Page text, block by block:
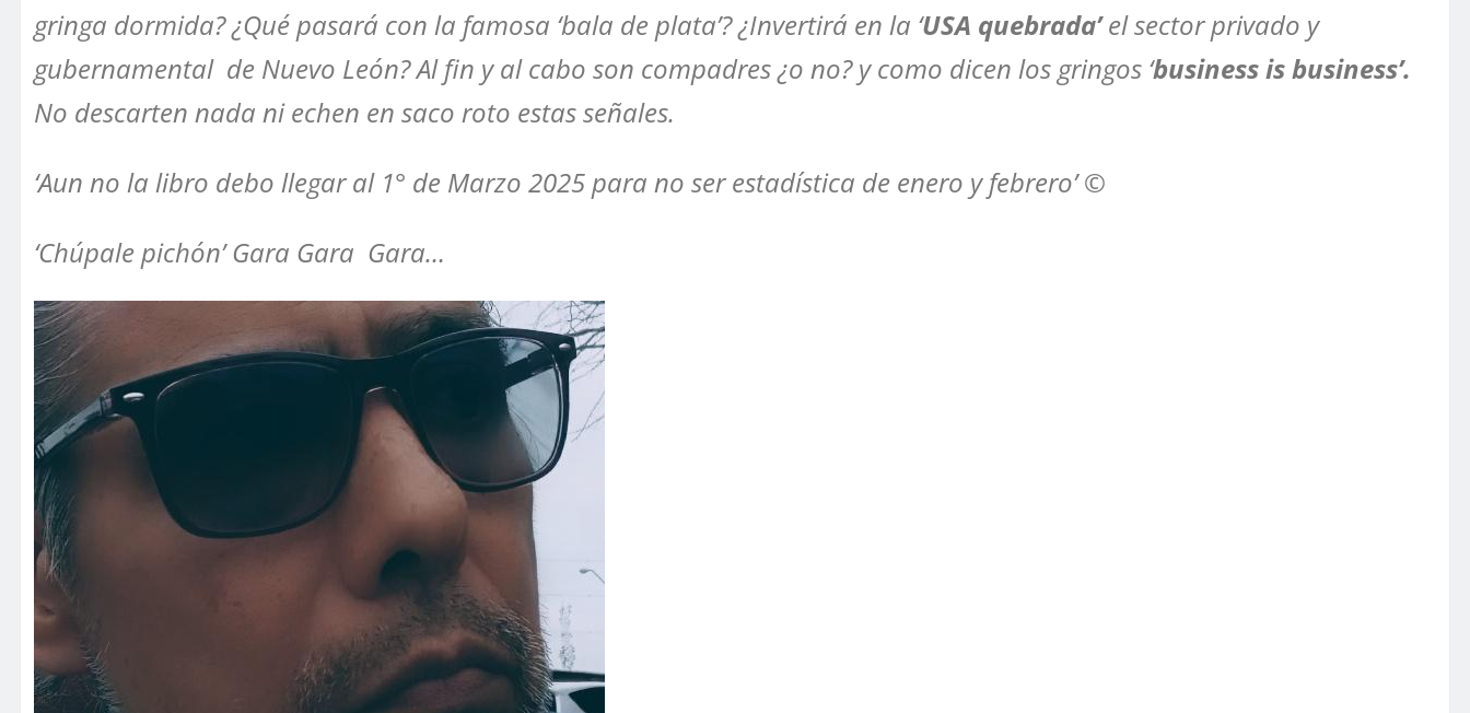
gringa dormida? ¿Qué pasará con la famosa ‘bala de plata’? ¿Invertirá en la ‘USA quebrada’el sector privado y
gubernamental de Nuevo León? Al fin y al cabo son compadres ¿o no? y como dicen los gringos ‘business is business’.
No descarten nada ni echen en saco roto estas señales.
‘Aun no la libro debo llegar al 1° de Marzo 2025 para no ser estadística de enero y febrero’ ©
‘Chúpale pichón’ Gara Gara Gara…